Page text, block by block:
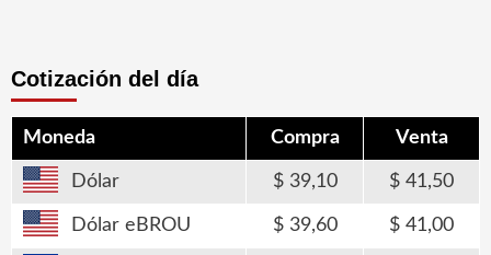
Cotización del día
Moneda Compra Venta
Dólar 39,10 41,50
Dólar eBROU 39,60 41,00